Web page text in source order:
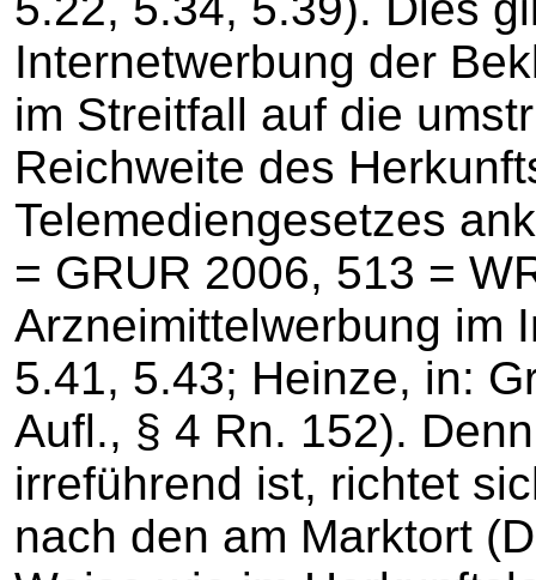
Internetwerbung der
im Streitfall auf die
Reichweite des
Telemediengesetzes
= GRUR 2006, 513 =
Arzneimittelwerbung im
5.41, 5.43; Heinze, in:
Aufl., § 4 Rn. 152).
irreführend ist, richtet
nach den am Marktort